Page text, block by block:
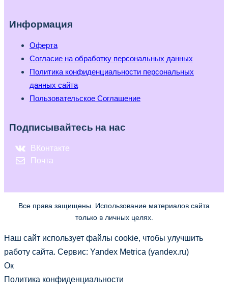
Информация
Оферта
Согласие на обработку персональных данных
Политика конфиденциальности персональных
данных сайта
Пользовательское Соглашение
Подписывайтесь на нас
ВКонтакте
Почта
Все права защищены. Использование материалов сайта
только в личных целях.
Наш сайт использует файлы cookie, чтобы улучшить
работу сайта. Сервис: Yandex Metrica (yandex.ru)
Ок
Политика конфиденциальности